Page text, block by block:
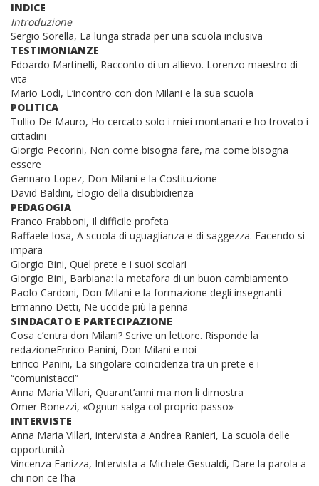
INDICE
Introduzione
Sergio Sorella, La lunga strada per una scuola inclusiva
TESTIMONIANZE
Edoardo Martinelli, Racconto di un allievo. Lorenzo maestro di
vita
Mario Lodi, L’incontro con don Milani e la sua scuola
POLITICA
Tullio De Mauro, Ho cercato solo i miei montanari e ho trovato i
cittadini
Giorgio Pecorini, Non come bisogna fare, ma come bisogna
essere
Gennaro Lopez, Don Milani e la Costituzione
David Baldini, Elogio della disubbidienza
PEDAGOGIA
Franco Frabboni, Il difficile profeta
Raffaele Iosa, A scuola di uguaglianza e di saggezza. Facendo si
impara
Giorgio Bini, Quel prete e i suoi scolari
Giorgio Bini, Barbiana: la metafora di un buon cambiamento
Paolo Cardoni, Don Milani e la formazione degli insegnanti
Ermanno Detti, Ne uccide più la penna
SINDACATO E PARTECIPAZIONE
Cosa c’entra don Milani? Scrive un lettore. Risponde la
redazioneEnrico Panini, Don Milani e noi
Enrico Panini, La singolare coincidenza tra un prete e i
“comunistacci”
Anna Maria Villari, Quarant’anni ma non li dimostra
Omer Bonezzi, «Ognun salga col proprio passo»
INTERVISTE
Anna Maria Villari, intervista a Andrea Ranieri, La scuola delle
opportunità
Vincenza Fanizza, Intervista a Michele Gesualdi, Dare la parola a
chi non ce l’ha